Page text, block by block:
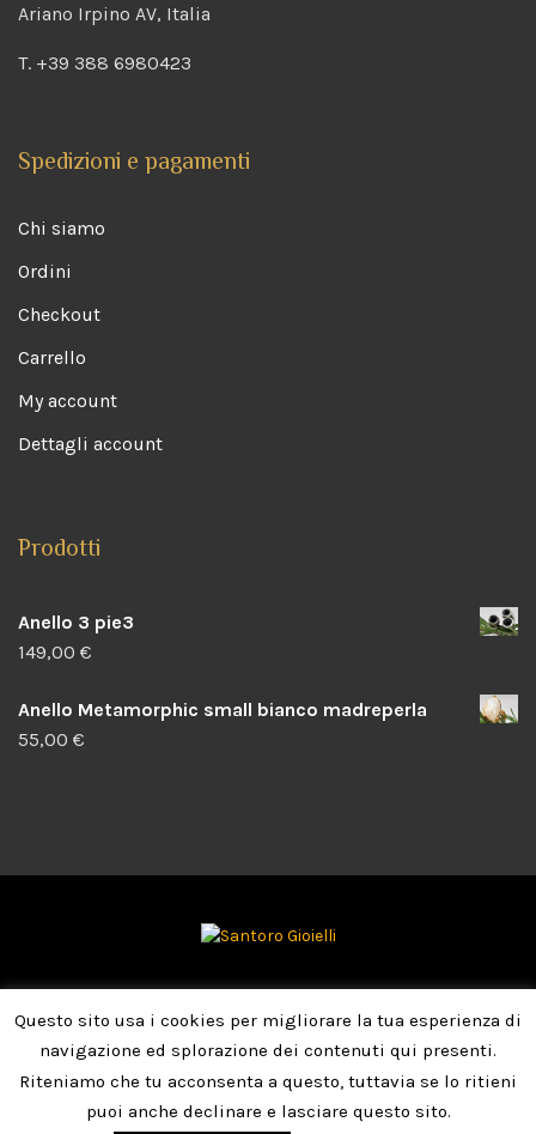
Ariano Irpino AV, Italia
T. +39 388 6980423
Spedizioni e pagamenti
Chi siamo
Ordini
Checkout
Carrello
My account
Dettagli account
Prodotti
Anello 3 pie3
149,00 €
Anello Metamorphic small bianco madreperla
55,00 €
Copyright © 2026Santoro Gioielli
Chi siamo Condizioni generali di contratto
Pagamenti Privacy e Cookie Policy
Questo sito usa i cookies per migliorare la tua esperienza di
navigazione ed splorazione dei contenuti qui presenti.
Riteniamo che tu acconsenta a questo, tuttavia se lo ritieni
puoi anche declinare e lasciare questo sito.